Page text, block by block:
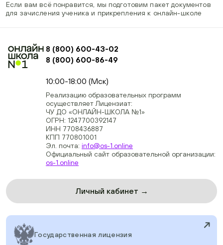
Если вам всё понравится, мы подготовим пакет документов
для зачисления ученика и прикрепления к онлайн-школе
8 (800) 600-43-02
8 (800) 600-86-49
10:00-18:00 (Мск)
Реализацию образовательных программ
осуществляет Лицензиат:
ЧУ ДО «ОНЛАЙН-ШКОЛА №1»
ОГРН: 1247700392147
ИНН 7708436887
КПП 770801001
Эл. почта: info@os-1.online
Официальный сайт образовательной организации:
os-1.online
Личный кабинет →
Государственная лицензия